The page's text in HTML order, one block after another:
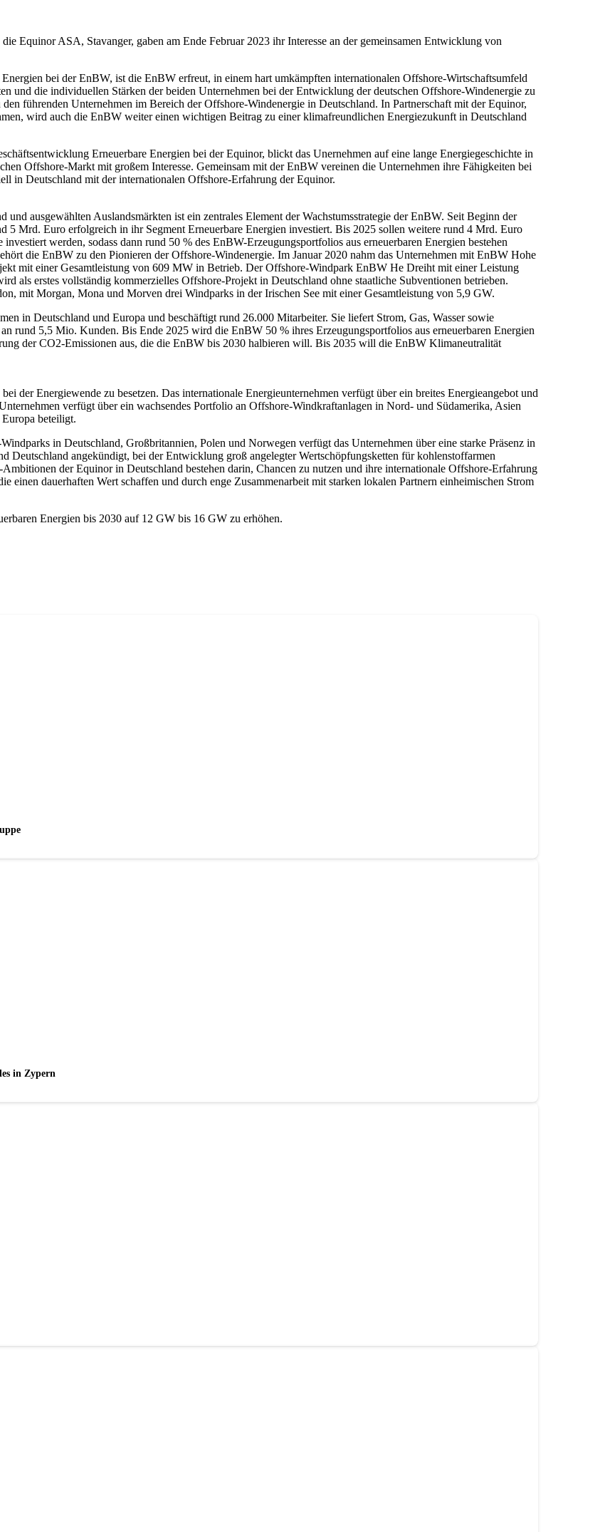
Equinor ASA, Stavanger, gaben am Ende Februar 2023 ihr Interesse an der gemeinsamen Entwicklung von
bei der EnBW, ist die EnBW erfreut, in einem hart umkämpften internationalen Offshore-Wirtschaftsumfeld
und die individuellen Stärken der beiden Unternehmen bei der Entwicklung der deutschen Offshore-Windenergie zu
führenden Unternehmen im Bereich der Offshore-Windenergie in Deutschland. In Partnerschaft mit der Equinor,
wird auch die EnBW weiter einen wichtigen Beitrag zu einer klimafreundlichen Energiezukunft in Deutschland
Erneuerbare Energien bei der Equinor, blickt das Unernehmen auf eine lange Energiegeschichte in
Offshore-Markt mit großem Interesse. Gemeinsam mit der EnBW vereinen die Unternehmen ihre Fähigkeiten bei
in Deutschland mit der internationalen Offshore-Erfahrung der Equinor.
und ausgewählten Auslandsmärkten ist ein zentrales Element der Wachstumsstrategie der EnBW. Seit Beginn der
5 Mrd. Euro erfolgreich in ihr Segment Erneuerbare Energien investiert. Bis 2025 sollen weitere rund 4 Mrd. Euro
werden, sodass dann rund 50 % des EnBW-Erzeugungsportfolios aus erneuerbaren Energien bestehen
die EnBW zu den Pionieren der Offshore-Windenergie. Im Januar 2020 nahm das Unternehmen mit EnBW Hohe
mit einer Gesamtleistung von 609 MW in Betrieb. Der Offshore-Windpark EnBW He Dreiht mit einer Leistung
als erstes vollständig kommerzielles Offshore-Projekt in Deutschland ohne staatliche Subventionen betrieben.
mit Morgan, Mona und Morven drei Windparks in der Irischen See mit einer Gesamtleistung von 5,9 GW.
in Deutschland und Europa und beschäftigt rund 26.000 Mitarbeiter. Sie liefert Strom, Gas, Wasser sowie
rund 5,5 Mio. Kunden. Bis Ende 2025 wird die EnBW 50 % ihres Erzeugungsportfolios aus erneuerbaren Energien
der CO2-Emissionen aus, die die EnBW bis 2030 halbieren will. Bis 2035 will die EnBW Klimaneutralität
der Energiewende zu besetzen. Das internationale Energieunternehmen verfügt über ein breites Energieangebot und
verfügt über ein wachsendes Portfolio an Offshore-Windkraftanlagen in Nord- und Südamerika, Asien
beteiligt.
in Deutschland, Großbritannien, Polen und Norwegen verfügt das Unternehmen über eine starke Präsenz in
Deutschland angekündigt, bei der Entwicklung groß angelegter Wertschöpfungsketten für kohlenstoffarmen
der Equinor in Deutschland bestehen darin, Chancen zu nutzen und ihre internationale Offshore-Erfahrung
einen dauerhaften Wert schaffen und durch enge Zusammenarbeit mit starken lokalen Partnern einheimischen Strom
Energien bis 2030 auf 12 GW bis 16 GW zu erhöhen.
in Zypern